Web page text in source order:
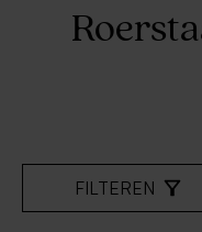
FILTEREN